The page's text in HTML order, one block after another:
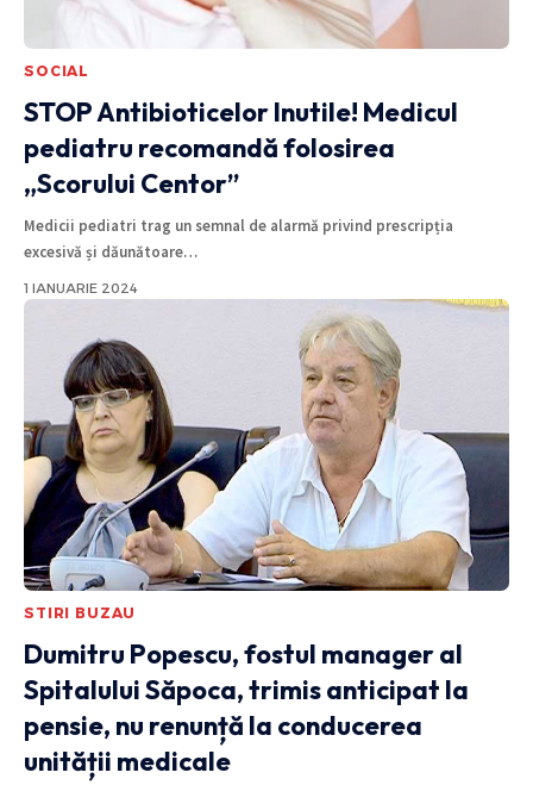
SOCIAL
STOP Antibioticelor Inutile! Medicul
pediatru recomandă folosirea
„Scorului Centor”
Medicii pediatri trag un semnal de alarmă privind prescripția
excesivă și dăunătoare…
1 IANUARIE 2024
STIRI BUZAU
Dumitru Popescu, fostul manager al
Spitalului Săpoca, trimis anticipat la
pensie, nu renunță la conducerea
unității medicale